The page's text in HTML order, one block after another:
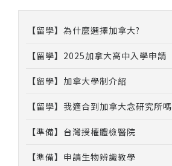
【留學】為什麼選擇加拿大?
【留學】2025加拿大高中入學申請
【留學】加拿大學制介紹
【留學】我適合到加拿大念研究所嗎
【準備】台灣授權體檢醫院
【準備】申請生物辨識教學